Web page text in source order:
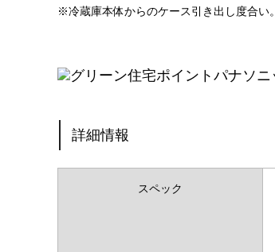
※冷蔵庫本体からのケース引き出し度合い。
詳細情報
スペック